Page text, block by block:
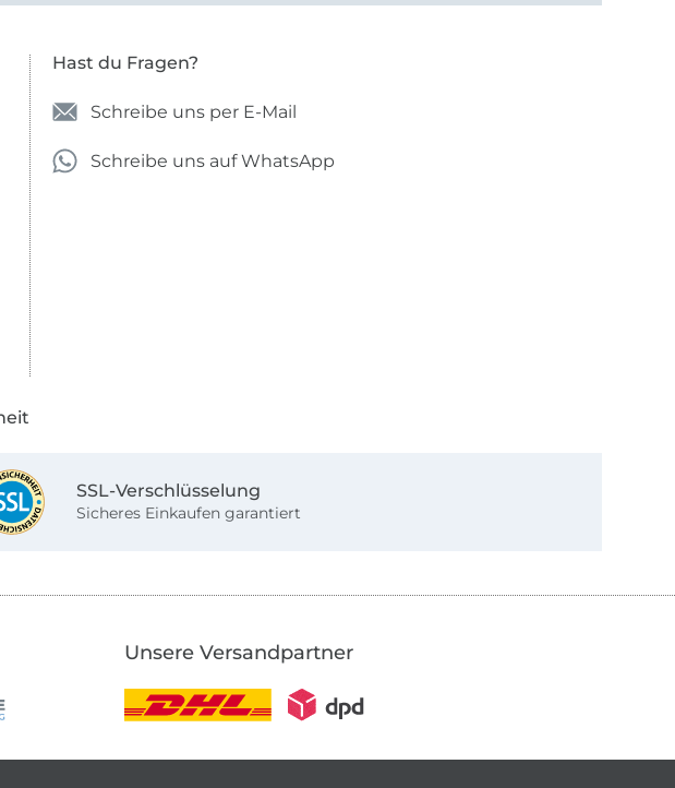
Hast du Fragen?
Schreibe uns per E-Mail
Schreibe uns auf WhatsApp
SSL-Verschlüsselung
Sicheres Einkaufen garantiert
Unsere Versandpartner